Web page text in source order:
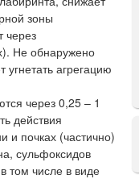
зоны
через
Не обнаружено
агрегацию
через 0,25 – 1
действия
и почках (частично)
сульфоксидов
том числе в виде